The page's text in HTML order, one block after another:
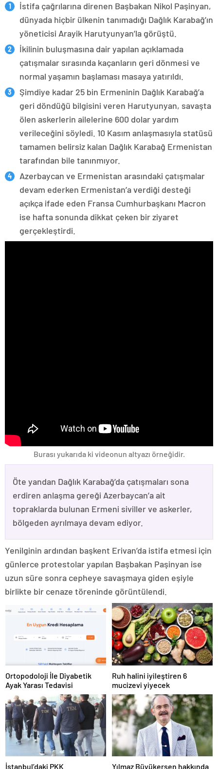
İstifa çağrılarına direnen Başbakan Nikol Paşinyan,
dünyada hiçbir ülkenin tanımadığı Dağlık Karabağ’ın
yöneticisi Arayik Harutyunyan’la görüştü.
İkilinin buluşmasına dair yapılan açıklamada
çatışmalar sırasında kaçanların geri dönmesi ve
normal yaşamın başlaması masaya yatırıldı.
Şimdiye kadar 25 bin Ermeninin Dağlık Karabağ’a
geri döndüğü bilgisini veren Harutyunyan, savaşta
ölen askerlerin ailelerine 600 dolar yardım
verileceğini söyledi. 10 Kasım anlaşmasıyla statüsü
tamamen belirsiz kalan Dağlık Karabağ Ermenistan
tarafından bile tanınmıyor.
Azerbaycan ve Ermenistan arasındaki çatışmalar
devam ederken Ermenistan’a verdiği desteği
açıkça ifade eden Fransa Cumhurbaşkanı Macron
ise hafta sonunda dikkat çeken bir ziyaret
gerçekleştirdi.
Burası yukarıda ki videonun altyazı örneğidir.
Öte yandan Dağlık Karabağ’da çatışmaları sona
erdiren anlaşma gereği Azerbaycan’a ait
topraklarda bulunan Ermeni siviller ve askerler,
bölgeden ayrılmaya devam ediyor.
Yenilginin ardından başkent Erivan’da istifa etmesi için
günlerce protestolar yapılan Başbakan Paşinyan ise
uzun süre sonra cepheye savaşmaya giden eşiyle
birlikte bir cenaze töreninde görüntülendi.
Ortopodoloji İle Diyabetik
Ayak Yarası Tedavisi
Ruh halini iyileştiren 6
mucizevi yiyecek
İstanbul’daki PKK Yılmaz Büyükerşen hakkında